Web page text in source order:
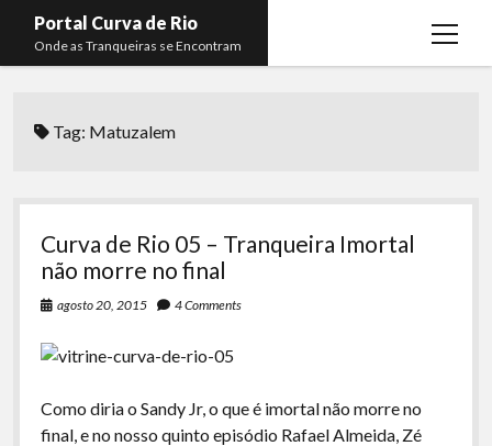
Portal Curva de Rio
Onde as Tranqueiras se Encontram
open
menu
Curva de Rio
Komos
La Siesta Podcast
Arquivo CDR
Membros
Lucas Oliveira
Kaique Xavier
Tag: Matuzalem
Curva de Rio 05 – Tranqueira Imortal
não morre no final
agosto 20, 2015 4 Comments
Como diria o Sandy Jr, o que é imortal não morre no
final, e no nosso quinto episódio Rafael Almeida, Zé